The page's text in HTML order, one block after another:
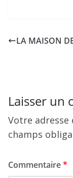
LA MAISON
Laisser un
Votre adresse
champs
Commentaire*